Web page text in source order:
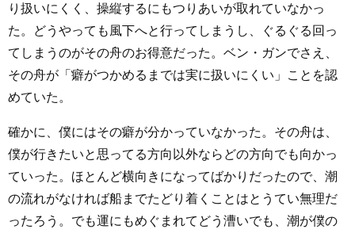
り扱いにくく、操縦するにもつりあいが取れていなかっ
た。どうやっても風下へと行ってしまうし、ぐるぐる回っ
てしまうのがその舟のお得意だった。ベン・ガンでさえ、
その舟が「癖がつかめるまでは実に扱いにくい」ことを認
めていた。
確かに、僕にはその癖が分かっていなかった。その舟は、
僕が行きたいと思ってる方向以外ならどの方向でも向かっ
ていった。ほとんど横向きになってばかりだったので、潮
の流れがなければ船までたどり着くことはとうてい無理だ
ったろう。でも運にもめぐまれてどう漕いでも、潮が僕の